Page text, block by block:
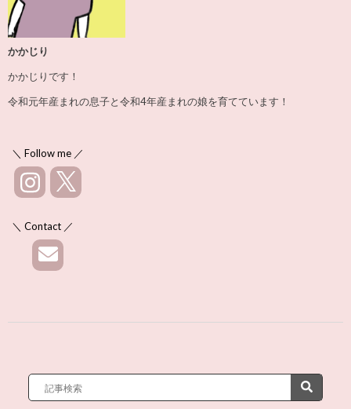
かかじり
かかじりです！
令和元年産まれの息子と令和4年産まれの娘を育てています！
＼ Follow me ／
＼ Contact ／